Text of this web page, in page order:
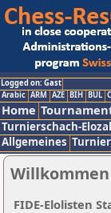
Logged on: Gast
Arabic ARM AZE BIH BUL
Home
Turnierschach-
Allgemeines
FIDE-Elolisten